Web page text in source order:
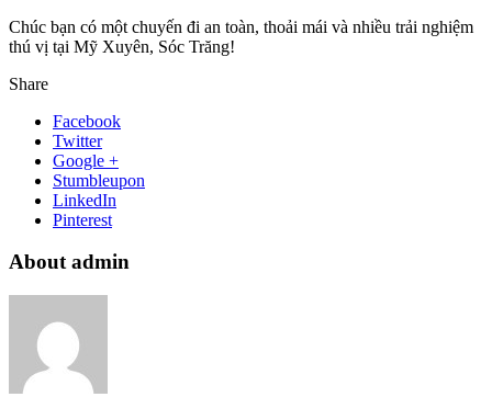
Chúc bạn có một chuyến đi an toàn, thoải mái và nhiều trải nghiệm
thú vị tại Mỹ Xuyên, Sóc Trăng!
Share
Facebook
Twitter
Google +
Stumbleupon
LinkedIn
Pinterest
About admin